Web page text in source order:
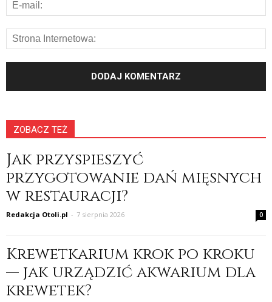
ZOBACZ TEŻ
Jak przyspieszyć
przygotowanie dań mięsnych
w restauracji?
Redakcja Otoli.pl - 7 sierpnia 2026 0
Krewetkarium krok po kroku
— jak urządzić akwarium dla
krewetek?